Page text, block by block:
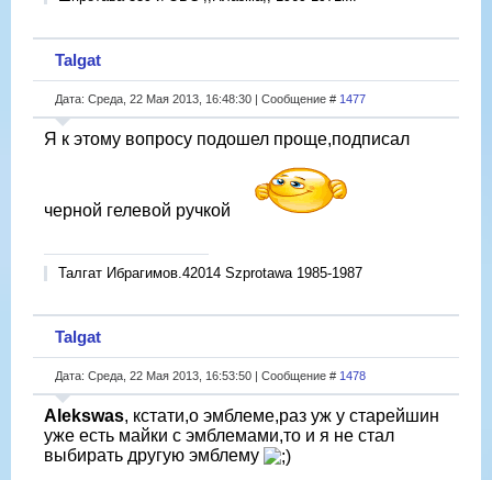
Talgat
Дата: Среда, 22 Мая 2013, 16:48:30 | Сообщение # 1477
Я к этому вопросу подошел проще,подписал
черной гелевой ручкой
Талгат Ибрагимов.42014 Szprotawa 1985-1987
Talgat
Дата: Среда, 22 Мая 2013, 16:53:50 | Сообщение # 1478
Alekswas, кстати,о эмблеме,раз уж у старейшин
уже есть майки с эмблемами,то и я не стал
выбирать другую эмблему